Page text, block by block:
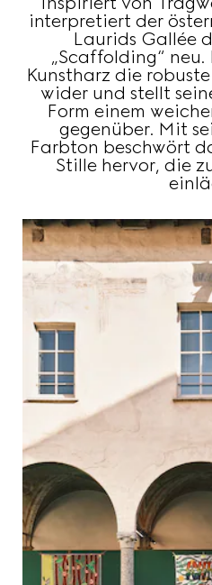
interpretiert der
Laurids Gallée
„Scaffolding“
Kunstharz die
wider und stellt
Form einem
gegenüber. Mit
Farbton beschwört
Stille hervor, die